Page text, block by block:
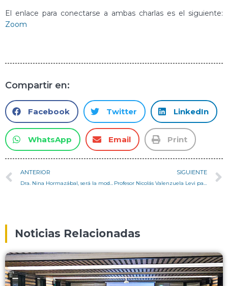
El enlace para conectarse a ambas charlas es el siguiente:
Zoom
Compartir en:
Facebook Twitter LinkedIn
WhatsApp Email Print
ANTERIOR
Dra. Nina Hormazábal, será la moderadora de la primera fecha de “Diálogos Constituyentes en la UTFSM”
SIGUIENTE
Profesor Nicolás Valenzuela Levi participará en foro sobre Chile en la Universidad de Richmond
Noticias Relacionadas